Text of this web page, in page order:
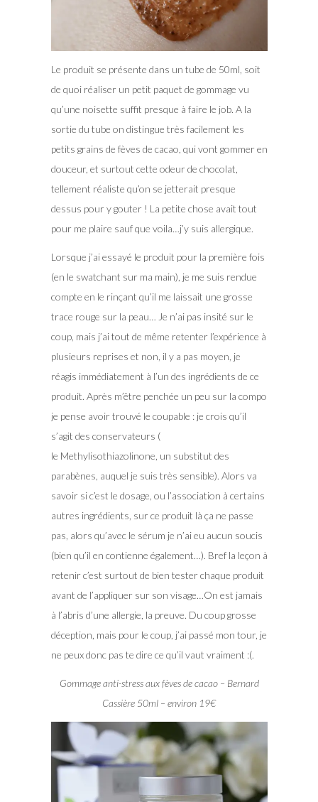
Le produit se présente dans un tube de 50ml, soit
de quoi réaliser un petit paquet de gommage vu
qu’une noisette suffit presque à faire le job. A la
sortie du tube on distingue très facilement les
petits grains de fèves de cacao, qui vont gommer en
douceur, et surtout cette odeur de chocolat,
tellement réaliste qu’on se jetterait presque
dessus pour y gouter ! La petite chose avait tout
pour me plaire sauf que voila…j’y suis allergique.
Lorsque j’ai essayé le produit pour la première fois
(en le swatchant sur ma main), je me suis rendue
compte en le rinçant qu’il me laissait une grosse
trace rouge sur la peau… Je n’ai pas insité sur le
coup, mais j’ai tout de même retenter l’expérience à
plusieurs reprises et non, il y a pas moyen, je
réagis immédiatement à l’un des ingrédients de ce
produit. Après m’être penchée un peu sur la compo
je pense avoir trouvé le coupable : je crois qu’il
s’agit des conservateurs (
le Methylisothiazolinone, un substitut des
parabènes, auquel je suis très sensible). Alors va
savoir si c’est le dosage, ou l’association à certains
autres ingrédients, sur ce produit là ça ne passe
pas, alors qu’avec le sérum je n’ai eu aucun soucis
(bien qu’il en contienne également…). Bref la leçon à
retenir c’est surtout de bien tester chaque produit
avant de l’appliquer sur son visage…On est jamais
à l’abris d’une allergie, la preuve. Du coup grosse
déception, mais pour le coup, j’ai passé mon tour, je
ne peux donc pas te dire ce qu’il vaut vraiment :(.
Gommage anti-stress aux fèves de cacao – Bernard
Cassière 50ml – environ 19€